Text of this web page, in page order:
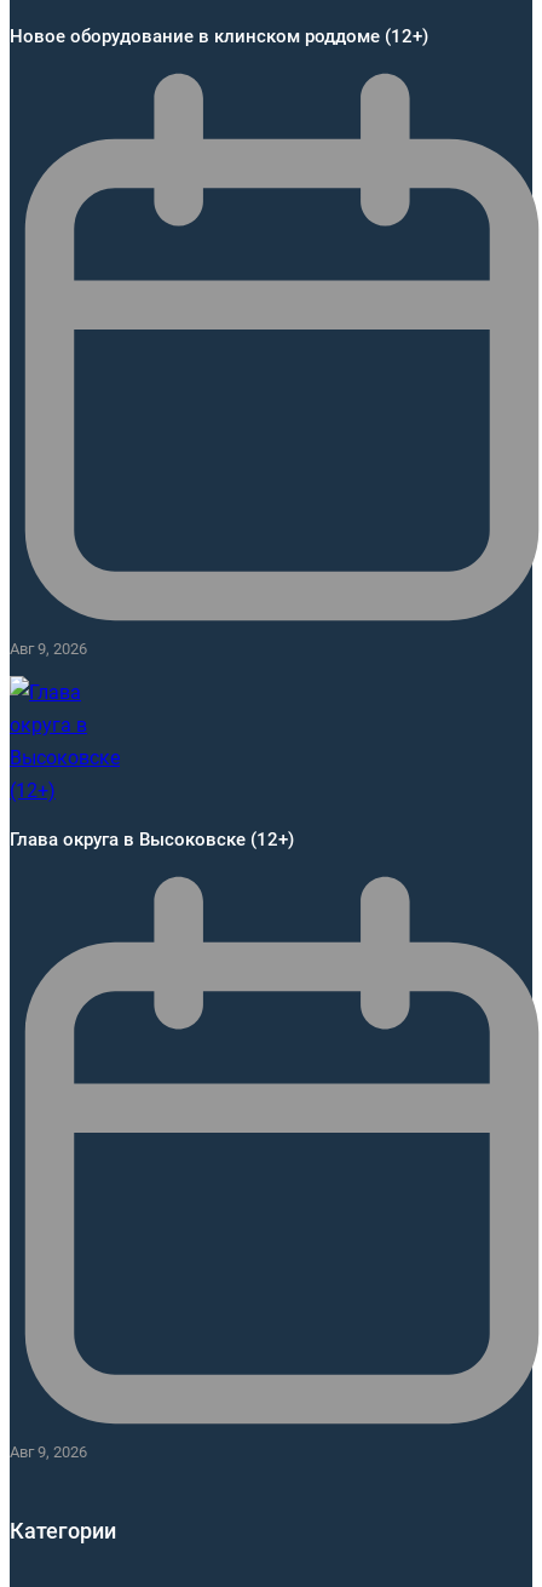
Новое оборудование в клинском роддоме (12+)
Авг 9, 2026
Глава округа в Высоковске (12+)
Авг 9, 2026
Категории